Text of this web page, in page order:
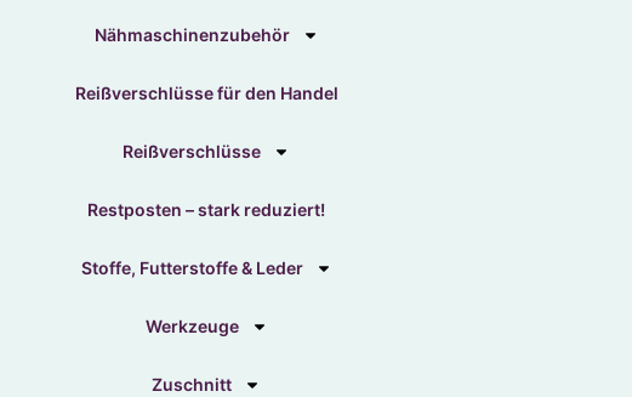
Nähmaschinenzubehör
Reißverschlüsse für den Handel
Reißverschlüsse
Restposten – stark reduziert!
Stoffe, Futterstoffe & Leder
Werkzeuge
Zuschnitt